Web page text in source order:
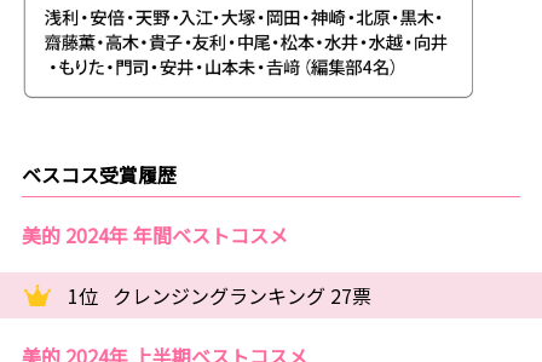
ベスコス受賞履歴
美的 2024年 年間ベストコスメ
1位 クレンジングランキング 27票